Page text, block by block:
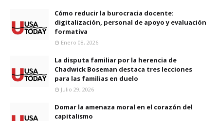
Cómo reducir la burocracia docente:
digitalización, personal de apoyo y evaluación
formativa
Enero 08, 2026
La disputa familiar por la herencia de
Chadwick Boseman destaca tres lecciones
para las familias en duelo
Julio 29, 2026
Domar la amenaza moral en el corazón del
capitalismo